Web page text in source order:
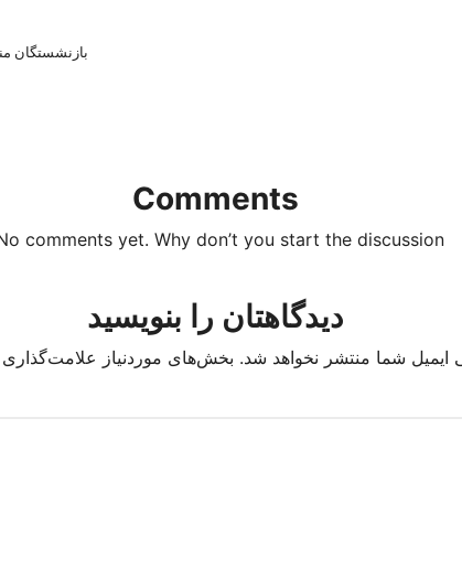
بازنشستگان منتظر واریز 4 میلیونی و
Comments
comments yet. Why don’t you start the discussion?
دیدگاهتان را بنویسید
ایمیل شما منتشر نخواهد شد. بخش‌های موردنیاز علامت‌گذاری